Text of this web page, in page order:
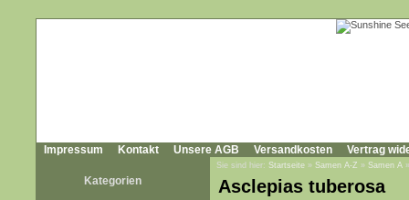
Impressum Kontakt Unsere AGB Versandkosten Vertrag
Kategorien
Sie sind hier: Startseite » Samen A-Z » Samen A
Asclepias tuberosa